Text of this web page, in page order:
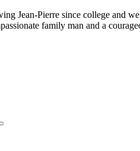
Jean-Pierre since college and
family man and a